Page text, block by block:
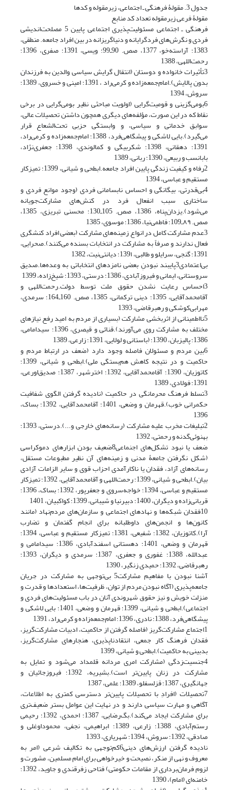
جدول 3. مقولۀ فرهنگی ـ اجتماعی، زیرمقوله و کدها
مقولۀ فرعی زیرمقوله تعداد کد منابع
فرهنگی ـ اجتماعی مسئولیت‌پذیری اجتماعی پایین 5 مصلحت‌اندیشی
فردی و نگرش‌های فردگرایانه و دنیاگریزانه در بین افراد جامعه. منطقی،
1383؛ آراسته‌خو، 1377، صص. 90ـ99؛ ویسی، 1391؛ صفری، 1396؛
رحمت‌اللهی، 1388
3تأثیرات خانواده و دوستان (انتقال گرایش سیاسی والدین به فرزندان
بدون پالایش).امام‌جمعه‌زاده و کرمی‌راد ، 1391؛ امینی و خسروی، 1389؛
سروش، 1394
6بومی‌گزینی و قومیت‌گرایی (اولویت مباحثی نظیر بومی‌گرایی در برخی
نقاط که در این صورت، مؤلفه‌هاى دیگری همچون داشتن تحصیلات عالی،
سوابق خدماتی و سیاسی، و وابستگی حزبی تحت‌الشعاع قرار
می‌گیرد).بایی لاشکی و پیشگاهی‌فرد، 1388؛ امام‌جمعه‌زاده و کرمی‌راد،
1391؛ دهقانی، 1398؛ شکربیگی و کمالوندى، 1398؛ جعفرى‌نژاد،
بابانسب و ربیعی، 1390؛ ربانی، 1389
2رفاه و کیفیت زندگی پایین افراد جامعه.ابطحی و شیانی، 1399؛ تمیزکار
مستقیم و عباسی، 1394
4بی‌قدرتی، بیگانگی و احساس نابسامانی فردی (وجود موانع فردی و
ساختاری سبب انفعال فرد در کنش‌های مشارکت‌جویانه
می‌شود).یزدان‌پناه، 1386، صص. 105ـ130؛ محسنی تبریزی، 1385،
صص. ۸۹ـ109؛ فاطمی‌نیا، 1386؛ موسوی، 1385
3عدم مشارکت کامل در انواع زمینه‌های مشارکت (بعضی افراد کنشگری
فعال ندارند و صرفاً به مشارکت در انتخابات بسنده می‌کنند).صحرایی،
1391؛ گنجی، سرایلو و طالبی، 139۱؛ دیانتی‌نیت، 1382
بی‌اعتمادی3پایبند نبودنِ بعضی نامزدهای انتخاباتی به وعده‌ها.صدیق
سروستانی، ایمانی و فیروزآبادی، 1386؛ درستی، 1393؛ شیخ‌زاده، 1399
3احساس رعایت نشدن حقوق ملت توسط دولت.رحمت‌اللهی و
آقامحمدآقایی، 1395؛ دینی ترکمانی، 1385، صص. 160ـ164؛ سرمدی،
مهرابی‌کوشکی و رهبرقاضی، 1393
5نااطمینانی از اثربخشی مشارکت (بسیارى از مردم به امید رفع نیازهاى
مختلف به مشارکت روی می‌آورند).قنائی و قیصری، 1396؛ سیدامامی،
1386؛ پالیزبان، 1390؛ (باستانی و لولایی، 1391؛ زارعی، 1389
6بین مردم و مسئولان فاصله وجود دارد (ضعف در ارتباط مردم و
حاکمیت و در نتیجه کاهش هم‌بستگی ملی).ابطحی و شیانی، 1399؛
کاتوزیان، 1390؛ آقامحمدآقایی، 1392؛ اخترشهر، 1387؛ صدیق‌اورعی،
1391؛ فولادی، 1389
3تسلط فرهنگ محرمانگی در حاکمیت (نادیده گرفتن الگوی شفافیت
حکمرانی خوب).قهرمان و وضعی، 1401؛ آقامحمدآقایی، 1392؛ بساک،
1396
2تبلیغات مخرب علیه مشارکت (رسانه‌های خارجی و...).درستی، 1393؛
بهنوئی‌گدنه و رحمتی، 1392
ضعف یا نبود تشکل‌های اجنماعی8ضعیف بودن ابزارهای دموکراسی
(شکل نگرفتن جامعۀ مدنی و زمینه‌های آن نظیر مطبوعات مستقل،
رسانه‌های آزاد، فقدان یا ناکارآمدی احزاب قوی و سایر الزامات آزادی
بیان).ابطحی و شیانی، 1399؛ رحمت‌اللهی و آقامحمدآقایی، 1392؛ تمیزکار
مستقیم و عباسی، 1394؛ خواجه‌سروى و جعفرپور، 1392؛ بساک، 1396؛
قربانی‌زاده و دیگران، 1400؛ دبیرنیا و شیبانی، 1399؛ کواکبیان، 1401
10فقدان شبکه‌ها و نهادهای اجتماعی و سازمان‌های مردم‌نهاد (مانند
کانون‌ها و انجمن‌های داوطلبانه برای انجام گفتمان و تضارب
آرا).کاتوزیان، 1382؛ شفیعی، 1381؛ تمیزکار مستقیم و عباسی، 1394؛
قهرمان و وضعی، 1401؛ دهستانی اسفندآبادی، 1386؛ سیدامامی و
عبدالله، 1388؛ غفوری و جعفری، 1387؛ سرمدی و دیگران، 1393؛
رهبرقاضی، 1392؛ حمیدی زنگیر، 1390
آشنا نبودن با مفاهیم مشارکت5 بی‌توجهی به مشارکت در جریان
جامعه‌پذیری (آگاه نبودن مردم از توان، ظرفیت‌ها، استعدادها و قدرت و
منزلت خویش و نیز حقوق شهروندی آنان در باب مسئولیت‌های فردی و
اجتماعی).ابطحی و شیانی، 1399؛ قهرمان و وضعی، 1401؛ بایی لاشکی و
پیشگاهی‌فرد، 1388؛ نادری، 1396؛ امام‌جمعه‌زاده و کرمی‌راد، 1391
1اجتماع مشارکت‌گریز (فاصله گرفتن از حاکمیت، ادبیات مشارکت‌گریز،
فقدان فرهنگ کار جمعی، انتقادناپذیری، هنجارهای مشارکت‌گریز،
بدبینی به حاکمیت).ابطحی و شیانی، 1399
4جنسیت‌زدگی (مشارکت امری مردانه قلمداد می‌شود و تمایل به
مشارکت در زنان پایین‌تر است).بشیریه، 1392؛ فیروزجائیان و
جهانگیری، 1387؛ قزلسفلو، 1389؛ علمی، 1387
7تحصیلات (افرادِ با تحصیلات پایین‌تر دسترسی کمتری به اطلاعات،
آگاهی و مهارت سیاسی دارند و در نهایت این عوامل بستر ضعیف‌تری
برای مشارکت ایجاد می‌کند).بگ‌رضایی، 1387؛ احمدی، 1392؛ رحیمی
رستم‌آبادی، 1388؛ زارعی، 1389؛ ابراهیمی، نجفی، محموداوغلی و
صادقی، 1392؛ سروش، 1394؛ شهریاری، 1393
نادیده گرفتن ارزش‌های دینی6کم‌توجهی به تکالیف شرعی (امر به
معروف و نهی از منکر، نصیحت و خیرخواهی برای امام مسلمین، مشورت و
لزوم فرمان‌برداری از مقامات حکومتی) فتاحی زفرقندی و جاوید، 1392؛
خامنه‌ای (امام)، 1390